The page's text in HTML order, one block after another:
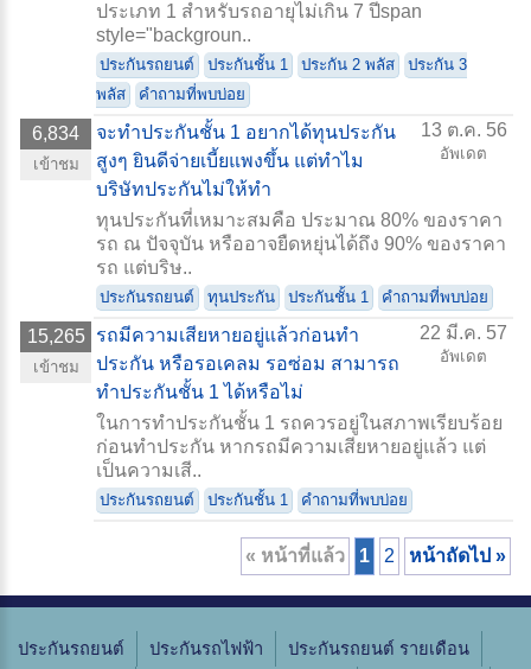
ประเภท 1 สำหรับรถอายุไม่เกิน 7 ปีspan
style="backgroun..
ประกันรถยนต์ ประกันชั้น 1 ประกัน 2 พลัส
ประกัน 3
พลัส
คำถามที่พบบ่อย
6,834
เข้าชม
จะทำประกันชั้น 1 อยากได้ทุนประกัน
สูงๆ ยินดีจ่ายเบี้ยแพงขึ้น แต่ทำไม
บริษัทประกันไม่ให้ทำ
13 ต.ค. 56
อัพเดต
ทุนประกันที่เหมาะสมคือ ประมาณ 80% ของราคา
รถ ณ ปัจจุบัน หรืออาจยืดหยุ่นได้ถึง 90% ของราคา
รถ แต่บริษ..
ประกันรถยนต์ ทุนประกัน ประกันชั้น 1 คำถามที่พบบ่อย
15,265
เข้าชม
รถมีความเสียหายอยู่แล้วก่อนทำ
ประกัน หรือรอเคลม รอซ่อม สามารถ
ทำประกันชั้น 1 ได้หรือไม่
22 มี.ค. 57
อัพเดต
ในการทำประกันชั้น 1 รถควรอยู่ในสภาพเรียบร้อย
ก่อนทำประกัน หากรถมีความเสียหายอยู่แล้ว แต่
เป็นความเสี..
ประกันรถยนต์ ประกันชั้น 1 คำถามที่พบบ่อย
« หน้าที่แล้ว 1 2 หน้าถัดไป »
ประกันรถยนต์ ประกันรถไฟฟ้า
ประกันรถยนต์ รายเดือน